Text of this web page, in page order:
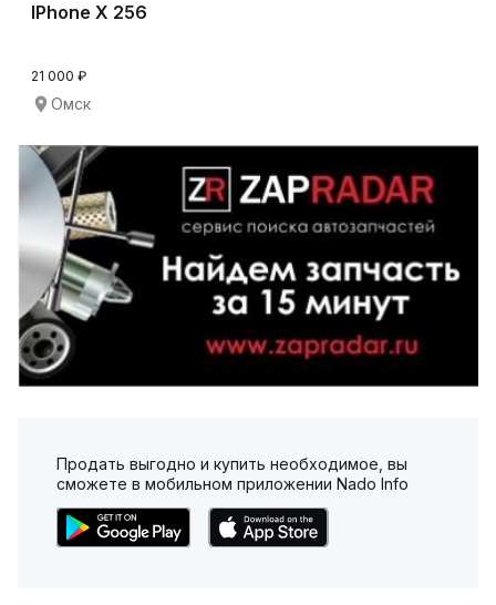
IPhone X 256
21 000 ₽
Омск
Продать выгодно и купить необходимое, вы
сможете в мобильном приложении Nado Info